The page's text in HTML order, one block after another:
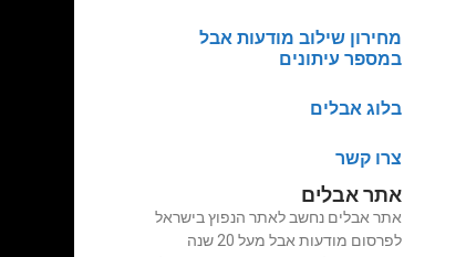
מחירון שילוב מודעות אבל
במספר עיתונים
בלוג אבלים
צרו קשר
אתר אבלים
אתר אבלים נחשב לאתר הנפוץ בישראל
לפרסום מודעות אבל מעל 20 שנה